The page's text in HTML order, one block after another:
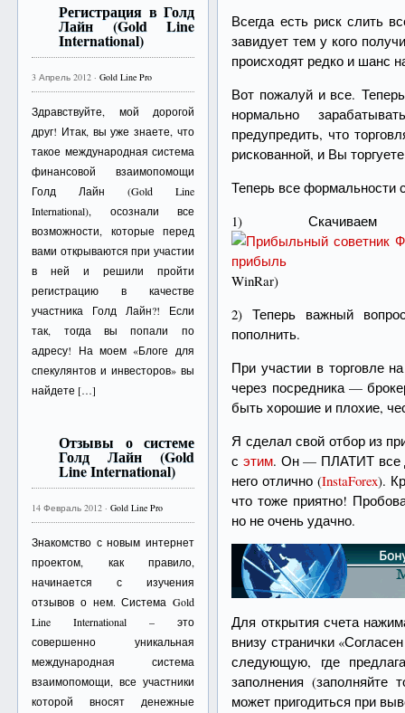
Регистрация в Голд
Лайн (Gold Line
International)
3 Апрель 2012 ·Gold Line Pro
Здравствуйте, мой дорогой
друг! Итак, вы уже знаете, что
такое международная система
финансовой взаимопомощи
Голд Лайн (Gold Line
International), осознали все
возможности, которые перед
вами открываются при участии
в ней и решили пройти
регистрацию в качестве
участника Голд Лайн?! Если
так, тогда вы попали по
адресу! На моем «Блоге для
спекулянтов и инвесторов» вы
найдете […]
Отзывы о системе
Голд Лайн (Gold
Line International)
14 Февраль 2012 ·Gold Line Pro
Знакомство с новым интернет
проектом, как правило,
начинается с изучения
отзывов о нем. Система Gold
Line International – это
совершенно уникальная
международная система
взаимопомощи, все участники
которой вносят денежные
Всегда есть риск слить
завидует тем у кого
происходят редко и шанс
Вот пожалуй и все.
нормально
предупредить, что
рискованной, и Вы
Теперь все формальности
1)
WinRar)
2) Теперь важный
пополнить.
При участии в торговле
через посредника —
быть хорошие и плохие,
Я сделал свой отбор из
сэтим. Он — ПЛАТИТ все
него отлично (InstaForex).
что тоже приятно!
но не очень удачно.
Для открытия счета
внизу странички
следующую, где
заполнения (заполняйте
может пригодиться при